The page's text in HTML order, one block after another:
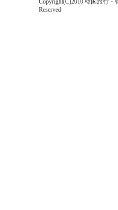
Copyright(C)2010 韓国旅行
Reserved